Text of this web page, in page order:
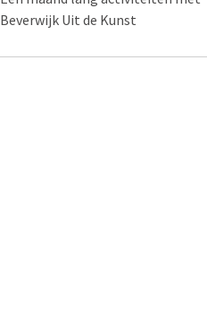
Beverwijk Uit de Kunst